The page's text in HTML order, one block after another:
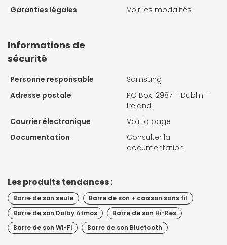
Garanties légales
Voir les modalités
Informations de
sécurité
Personne responsable
Samsung
Adresse postale
PO Box 12987 – Dublin -
Ireland
Courrier électronique
Voir la page
Documentation
Consulter la
documentation
Les produits tendances :
Barre de son seule
Barre de son + caisson sans fil
Barre de son Dolby Atmos
Barre de son Hi-Res
Barre de son Wi-Fi
Barre de son Bluetooth